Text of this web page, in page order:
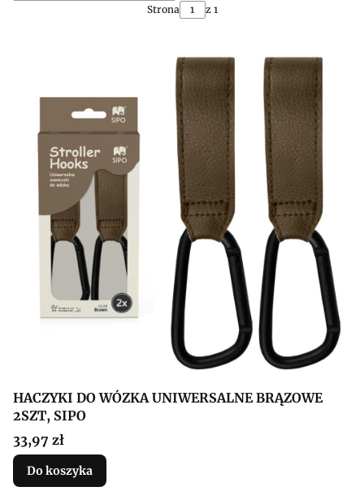
Strona z 1
HACZYKI DO WÓZKA UNIWERSALNE BRĄZOWE
2SZT, SIPO
Cena
33,97 zł
Do koszyka